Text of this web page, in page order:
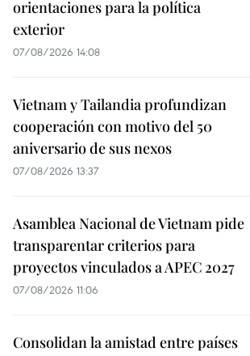
orientaciones para la política
exterior
07/08/2026 14:08
Vietnam y Tailandia profundizan
cooperación con motivo del 50
aniversario de sus nexos
07/08/2026 13:37
Asamblea Nacional de Vietnam pide
transparentar criterios para
proyectos vinculados a APEC 2027
07/08/2026 11:06
Consolidan la amistad entre países